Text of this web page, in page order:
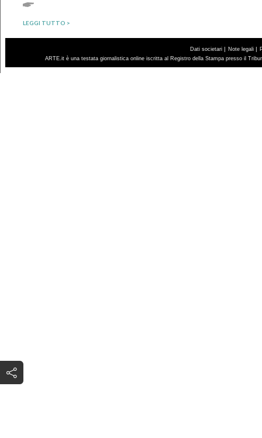
LEGGI TUTTO >
Dati societari | Note legali |
ARTE.it è una testata giornalistica online iscritta al Registro della Stampa presso il